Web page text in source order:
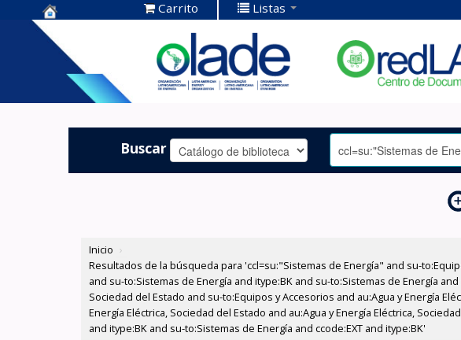
Centro de
Documentación
OLADE -
Carrito Listas
Buscar
Inicio ›
Resultados de la búsqueda para 'ccl=su:"Sistemas de Energía" and su-
and su-to:Sistemas de Energía and itype:BK and su-to:Sistemas de Energía
Sociedad del Estado and su-to:Equipos y Accesorios and au:Agua y Energía
Energía Eléctrica, Sociedad del Estado and au:Agua y Energía Eléctrica,
and itype:BK and su-to:Sistemas de Energía and ccode:EXT and itype:BK'